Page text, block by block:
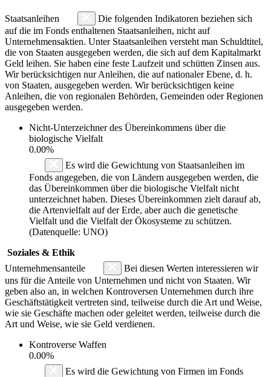
Staatsanleihen
Die folgenden Indikatoren beziehen sich
auf die im Fonds enthaltenen Staatsanleihen, nicht auf
Unternehmensaktien. Unter Staatsanleihen versteht man Schuldtitel,
die von Staaten ausgegeben werden, die sich auf dem Kapitalmarkt
Geld leihen. Sie haben eine feste Laufzeit und schütten Zinsen aus.
Wir berücksichtigen nur Anleihen, die auf nationaler Ebene, d. h.
von Staaten, ausgegeben werden. Wir berücksichtigen keine
Anleihen, die von regionalen Behörden, Gemeinden oder Regionen
ausgegeben werden.
Nicht-Unterzeichner des Übereinkommens über die
biologische Vielfalt
0.00%
Es wird die Gewichtung von Staatsanleihen im
Fonds angegeben, die von Ländern ausgegeben werden, die
das Übereinkommen über die biologische Vielfalt nicht
unterzeichnet haben. Dieses Übereinkommen zielt darauf ab,
die Artenvielfalt auf der Erde, aber auch die genetische
Vielfalt und die Vielfalt der Ökosysteme zu schützen.
(Datenquelle: UNO)
Soziales & Ethik
Unternehmensanteile
Bei diesen Werten interessieren wir
uns für die Anteile von Unternehmen und nicht von Staaten. Wir
geben also an, in welchen Kontroversen Unternehmen durch ihre
Geschäftstätigkeit vertreten sind, teilweise durch die Art und Weise,
wie sie Geschäfte machen oder geleitet werden, teilweise durch die
Art und Weise, wie sie Geld verdienen.
Kontroverse Waffen
0.00%
Es wird die Gewichtung von Firmen im Fonds